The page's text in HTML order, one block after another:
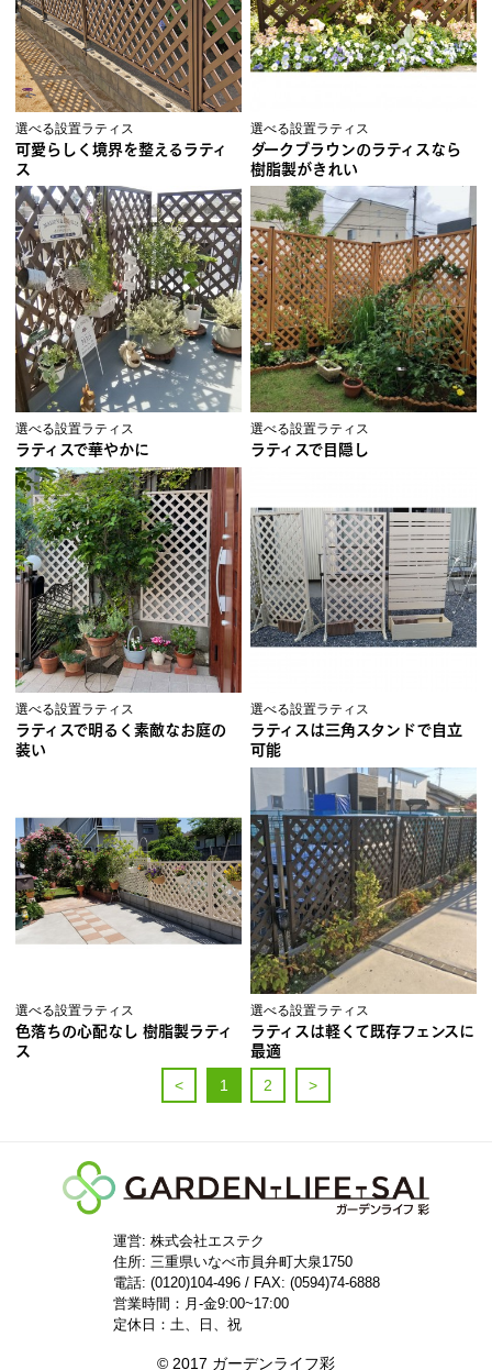
選べる設置ラティス
可愛らしく境界を整えるラティ
ス
選べる設置ラティス
ダークブラウンのラティスなら
樹脂製がきれい
選べる設置ラティス
ラティスで華やかに
選べる設置ラティス
ラティスで目隠し
選べる設置ラティス
ラティスで明るく素敵なお庭の
装い
選べる設置ラティス
ラティスは三角スタンドで自立
可能
選べる設置ラティス
色落ちの心配なし 樹脂製ラティ
ス
選べる設置ラティス
ラティスは軽くて既存フェンスに
最適
< 1 2 >
運営: 株式会社エステク
住所: 三重県いなべ市員弁町大泉1750
電話: (0120)104-496 / FAX: (0594)74-6888
営業時間：月-金9:00~17:00
定休日：土、日、祝
© 2017 ガーデンライフ彩